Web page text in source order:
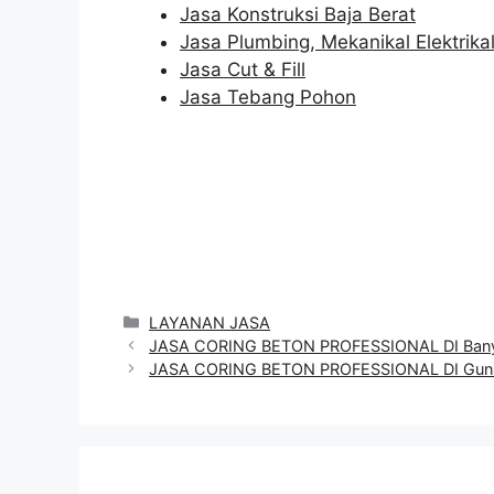
Jasa Konstruksi Baja Berat
Jasa Plumbing, Mekanikal Elektrikal
Jasa Cut & Fill
Jasa Tebang Pohon
Categories
LAYANAN JASA
JASA CORING BETON PROFESSIONAL DI
JASA CORING BETON PROFESSIONAL DI